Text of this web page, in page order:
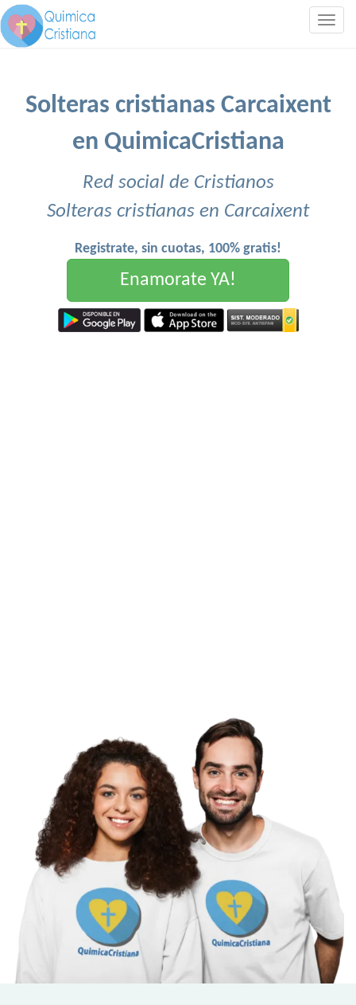
Solteras cristianas Carcaixent
en QuimicaCristiana
Red social de Cristianos
Solteras cristianas en Carcaixent
Registrate, sin cuotas, 100% gratis!
Enamorate YA!